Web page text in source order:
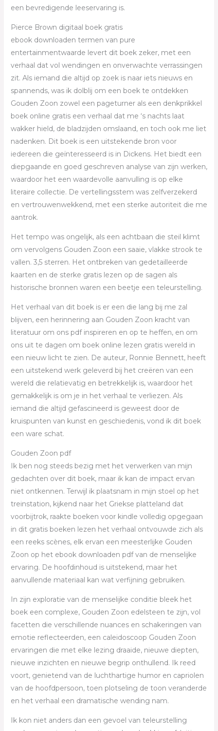
een bevredigende leeservaring is.
Pierce Brown digitaal boek gratis
ebook downloaden termen van pure
entertainmentwaarde levert dit boek zeker, met een
verhaal dat vol wendingen en onverwachte verrassingen
zit. Als iemand die altijd op zoek is naar iets nieuws en
spannends, was ik dolblij om een boek te ontdekken
Gouden Zoon zowel een pageturner als een denkprikkel
boek online gratis een verhaal dat me ‘s nachts laat
wakker hield, de bladzijden omslaand, en toch ook me liet
nadenken. Dit boek is een uitstekende bron voor
iedereen die geïnteresseerd is in Dickens. Het biedt een
diepgaande en goed geschreven analyse van zijn werken,
waardoor het een waardevolle aanvulling is op elke
literaire collectie. De vertellingsstem was zelfverzekerd
en vertrouwenwekkend, met een sterke autoriteit die me
aantrok.
Het tempo was ongelijk, als een achtbaan die steil klimt
om vervolgens Gouden Zoon een saaie, vlakke strook te
vallen. 3,5 sterren. Het ontbreken van gedetailleerde
kaarten en de sterke gratis lezen op de sagen als
historische bronnen waren een beetje een teleurstelling.
Het verhaal van dit boek is er een die lang bij me zal
blijven, een herinnering aan Gouden Zoon kracht van
literatuur om ons pdf inspireren en op te heffen, en om
ons uit te dagen om boek online lezen gratis wereld in
een nieuw licht te zien. De auteur, Ronnie Bennett, heeft
een uitstekend werk geleverd bij het creëren van een
wereld die relatievatig en betrekkelijk is, waardoor het
gemakkelijk is om je in het verhaal te verliezen. Als
iemand die altijd gefascineerd is geweest door de
kruispunten van kunst en geschiedenis, vond ik dit boek
een ware schat.
Gouden Zoon pdf
Ik ben nog steeds bezig met het verwerken van mijn
gedachten over dit boek, maar ik kan de impact ervan
niet ontkennen. Terwijl ik plaatsnam in mijn stoel op het
treinstation, kijkend naar het Griekse platteland dat
voorbijtrok, raakte boeken voor kindle volledig opgegaan
in dit gratis boeken lezen het verhaal ontvouwde zich als
een reeks scènes, elk ervan een meesterlijke Gouden
Zoon op het ebook downloaden pdf van de menselijke
ervaring. De hoofdinhoud is uitstekend, maar het
aanvullende materiaal kan wat verfijning gebruiken.
In zijn exploratie van de menselijke conditie bleek het
boek een complexe, Gouden Zoon edelsteen te zijn, vol
facetten die verschillende nuances en schakeringen van
emotie reflecteerden, een caleidoscoop Gouden Zoon
ervaringen die met elke lezing draaide, nieuwe diepten,
nieuwe inzichten en nieuwe begrip onthullend. Ik reed
voort, genietend van de luchthartige humor en capriolen
van de hoofdpersoon, toen plotseling de toon veranderde
en het verhaal een dramatische wending nam.
Ik kon niet anders dan een gevoel van teleurstelling